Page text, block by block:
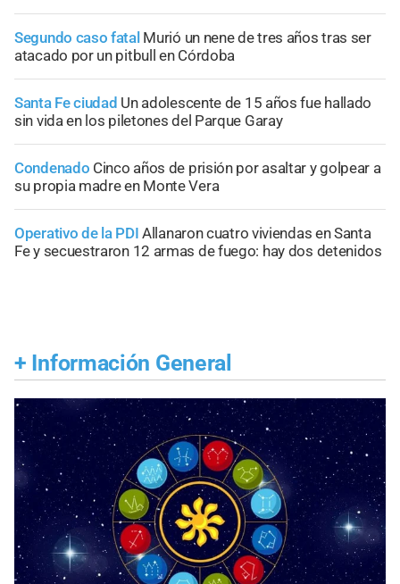
Segundo caso fatal Murió un nene de tres años tras ser
atacado por un pitbull en Córdoba
Santa Fe ciudad Un adolescente de 15 años fue hallado
sin vida en los piletones del Parque Garay
Condenado Cinco años de prisión por asaltar y golpear a
su propia madre en Monte Vera
Operativo de la PDI Allanaron cuatro viviendas en Santa
Fe y secuestraron 12 armas de fuego: hay dos detenidos
+ Información General